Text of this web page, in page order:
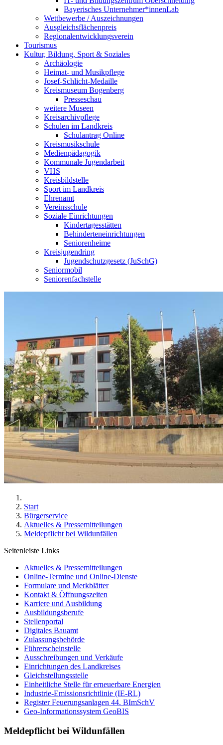
Bayerisches Unternehmer*innenLab
Wettbewerbe / Auszeichnungen
Ausgleichsflächenpreis
Regionalentwicklungsverein
Tourismus
Kultur, Bildung, Sport & Soziales
Archäologie
Heimat- und Musikpflege
Josef-Schlicht-Medaille
Kreismuseum Bogenberg
Presseschau
weitere Museen
Kreisarchivpflege
Schulen im Landkreis
Schulantrag Online
Kreismusikschule
Medienpädagogik
Kommunale Jugendarbeit
VHS
Kreisbildstelle
Sport im Landkreis
Ehrenamt
Vereinsschule
Soziale Einrichtungen
Kindertagesstätten
Behinderteneinrichtungen
Seniorenheime
Kreisjugendring
Jugendschutzgesetz (JuSchG)
Seniormobil
Seniorenfachstelle
Start
Bürgerservice
Aktuelles & Pressemitteilungen
Meldepflicht bei Wildunfällen
Seitenleiste Links
Aktuelles & Pressemitteilungen
Online-Termine und Online-Dienste
Formulare und Merkblätter
Kontakt & Öffnungszeiten
Karriere und Ausbildung
Ausbildungsberufe
Stellenportal
Digitales Bauamt
Zulassungsbehörde
Führerscheinstelle
Ausschreibungen und Verkäufe
Einrichtungen des Landkreises
Gleichstellungsstelle
Einheitliche Stelle für erneuerbare Energien
Industrie-Emissionsrichtlinie (IE-RL)
Register Feuerungsanlagen 44. BImSchV
Geo-Informationssystem GeoBIS
Meldepflicht bei Wildunfällen